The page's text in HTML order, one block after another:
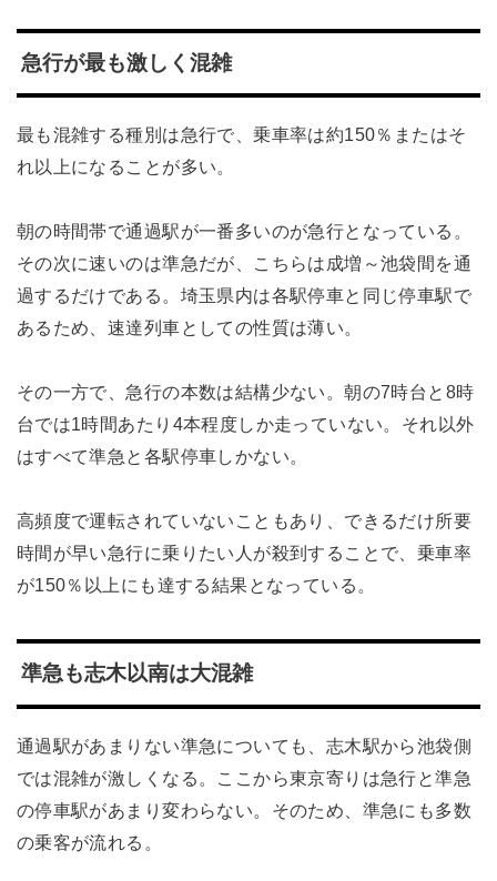
急行が最も激しく混雑
最も混雑する種別は急行で、乗車率は約150％またはそ
れ以上になることが多い。
朝の時間帯で通過駅が一番多いのが急行となっている。
その次に速いのは準急だが、こちらは成増～池袋間を通
過するだけである。埼玉県内は各駅停車と同じ停車駅で
あるため、速達列車としての性質は薄い。
その一方で、急行の本数は結構少ない。朝の7時台と8時
台では1時間あたり4本程度しか走っていない。それ以外
はすべて準急と各駅停車しかない。
高頻度で運転されていないこともあり、できるだけ所要
時間が早い急行に乗りたい人が殺到することで、乗車率
が150％以上にも達する結果となっている。
準急も志木以南は大混雑
通過駅があまりない準急についても、志木駅から池袋側
では混雑が激しくなる。ここから東京寄りは急行と準急
の停車駅があまり変わらない。そのため、準急にも多数
の乗客が流れる。